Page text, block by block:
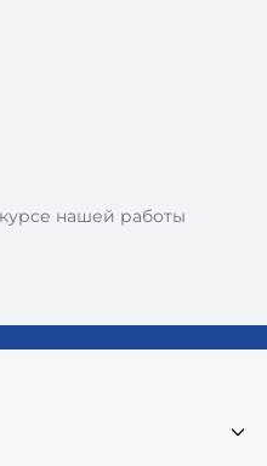
нашей работы